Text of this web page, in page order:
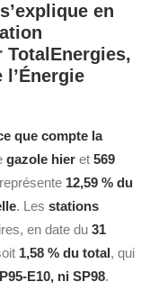
en
TotalEnergies,
que compte la
gazole hier et 569
12,59 % du
. Les stations
en date du 31
1,58 % du total, qui
ni SP98.